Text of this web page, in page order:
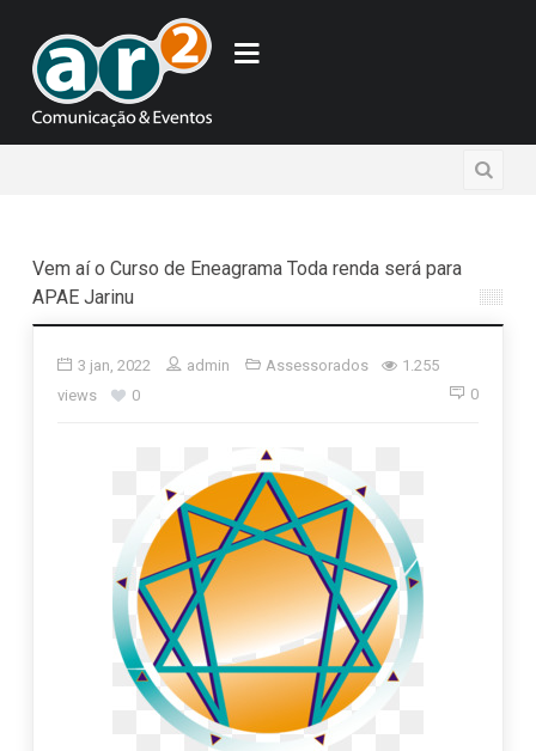
Vem aí o Curso de Eneagrama Toda renda será para
APAE Jarinu
3 jan, 2022 admin Assessorados
1.255
views
0 0